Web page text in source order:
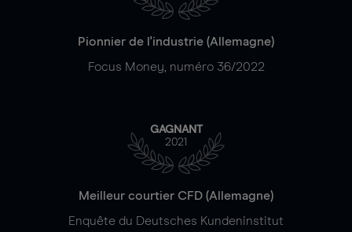
Pionnier de l'industrie (Allemagne)
Focus Money, numéro 36/2022
GAGNANT
2021
Meilleur courtier CFD (Allemagne)
Enquête du Deutsches Kundeninstitut